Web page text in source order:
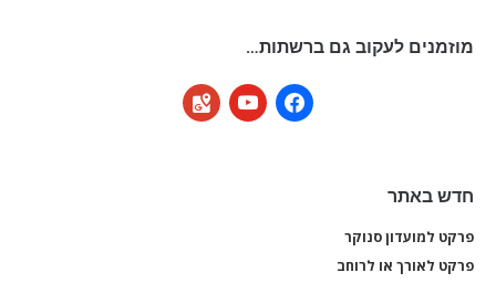
מוזמנים לעקוב גם ברשתות…
facebook
youtube
google-
maps
חדש באתר
פרקט למועדון סנוקר
פרקט לאורך או לרוחב